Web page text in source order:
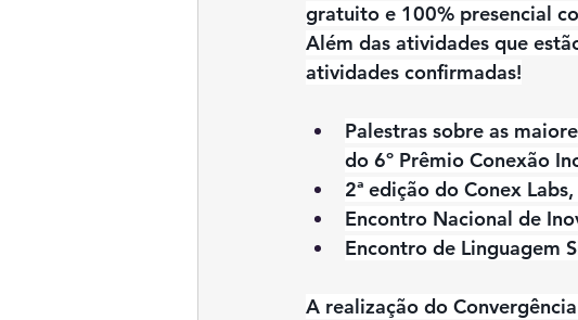
gratuito e 100% presencial
Além das atividades que
atividades confirmadas!
Palestras sobre as
do 6º Prêmio Conexão
2ª edição do Conex
Encontro Nacional de
Encontro de Linguagem
A realização do